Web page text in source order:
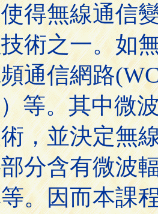
得無線通信
術之一。如
通信網路
等。其中微
，並決定無
分含有微波
。因而本課